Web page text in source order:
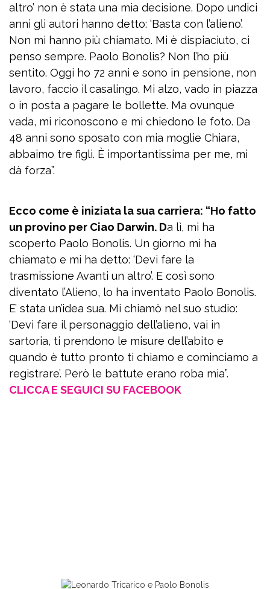
altro’ non è stata una mia decisione. Dopo undici
anni gli autori hanno detto: ‘Basta con l’alieno’.
Non mi hanno più chiamato. Mi è dispiaciuto, ci
penso sempre. Paolo Bonolis? Non l’ho più
sentito. Oggi ho 72 anni e sono in pensione, non
lavoro, faccio il casalingo. Mi alzo, vado in piazza
o in posta a pagare le bollette. Ma ovunque
vada, mi riconoscono e mi chiedono le foto. Da
48 anni sono sposato con mia moglie Chiara,
abbaimo tre figli. È importantissima per me, mi
dà forza”.
Ecco come è iniziata la sua carriera: “Ho fatto
un provino per Ciao Darwin. Da lì, mi ha
scoperto Paolo Bonolis. Un giorno mi ha
chiamato e mi ha detto: ‘Devi fare la
trasmissione Avanti un altro’. E così sono
diventato l’Alieno, lo ha inventato Paolo Bonolis.
E’ stata un’idea sua. Mi chiamò nel suo studio:
‘Devi fare il personaggio dell’alieno, vai in
sartoria, ti prendono le misure dell’abito e
quando è tutto pronto ti chiamo e cominciamo a
registrare’. Però le battute erano roba mia”.
CLICCA E SEGUICI SU FACEBOOK